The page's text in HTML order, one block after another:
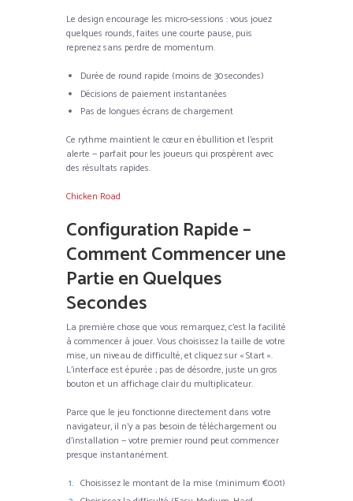
Le design encourage les micro‑sessions : vous jouez
quelques rounds, faites une courte pause, puis
reprenez sans perdre de momentum.
Durée de round rapide (moins de 30 secondes)
Décisions de paiement instantanées
Pas de longues écrans de chargement
Ce rythme maintient le cœur en ébullition et l’esprit
alerte — parfait pour les joueurs qui prospèrent avec
des résultats rapides.
Chicken Road
Configuration Rapide –
Comment Commencer une
Partie en Quelques
Secondes
La première chose que vous remarquez, c’est la facilité
à commencer à jouer. Vous choisissez la taille de votre
mise, un niveau de difficulté, et cliquez sur « Start ».
L’interface est épurée ; pas de désordre, juste un gros
bouton et un affichage clair du multiplicateur.
Parce que le jeu fonctionne directement dans votre
navigateur, il n’y a pas besoin de téléchargement ou
d’installation — votre premier round peut commencer
presque instantanément.
Choisissez le montant de la mise (minimum €0.01)